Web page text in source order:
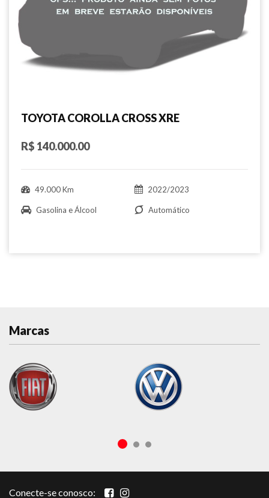
TOYOTA COROLLA CROSS XRE
R$ 140.000.00
49.000 Km 2022/2023
Gasolina e Álcool Automático
Marcas
Conecte-se conosco: